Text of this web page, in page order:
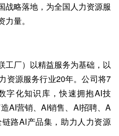
战略落地，为全国人力资源服
量。
工厂）以精益服务为基础，以
资源服务行业20年。公司将7
字化知识库，快速拥抱AI技
AI营销、AI销售、AI招聘、A
路AI产品集，助力人力资源